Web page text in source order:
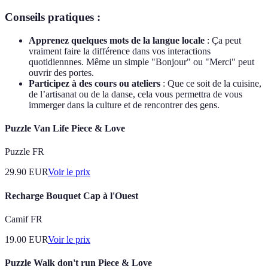
Conseils pratiques :
Apprenez quelques mots de la langue locale : Ça peut
vraiment faire la différence dans vos interactions
quotidiennnes. Même un simple "Bonjour" ou "Merci" peut
ouvrir des portes.
Participez à des cours ou ateliers : Que ce soit de la cuisine,
de l’artisanat ou de la danse, cela vous permettra de vous
immerger dans la culture et de rencontrer des gens.
Puzzle Van Life Piece & Love
Puzzle FR
29.90 EURVoir le prix
Recharge Bouquet Cap à l'Ouest
Camif FR
19.00 EURVoir le prix
Puzzle Walk don't run Piece & Love